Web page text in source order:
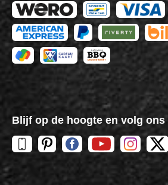
Blijf op de hoogte en volg ons